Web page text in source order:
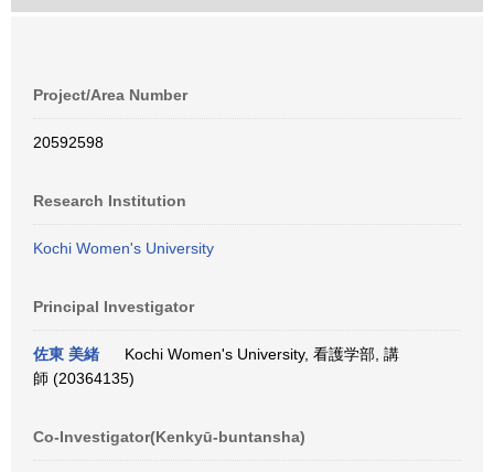
Project/Area Number
20592598
Research Institution
Kochi Women's University
Principal Investigator
佐東 美緒
Kochi Women's University, 看護学部, 講
師 (20364135)
Co-Investigator(Kenkyū-buntansha)